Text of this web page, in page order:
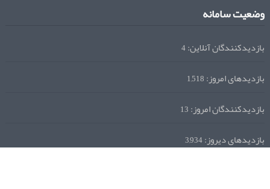
وضعیت سامانه
بازدیدکنندگان آنلاین:4
بازدیدهای امروز:1,518
بازدیدکنندگان امروز:13
بازدیدهای دیروز:3,934